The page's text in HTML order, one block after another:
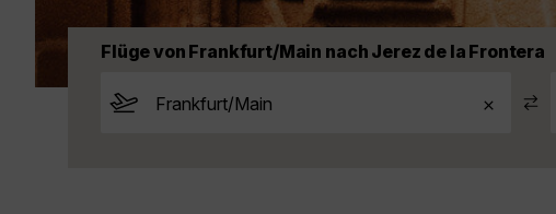
Flüge von Frankfurt/Main nach Jerez de la Frontera